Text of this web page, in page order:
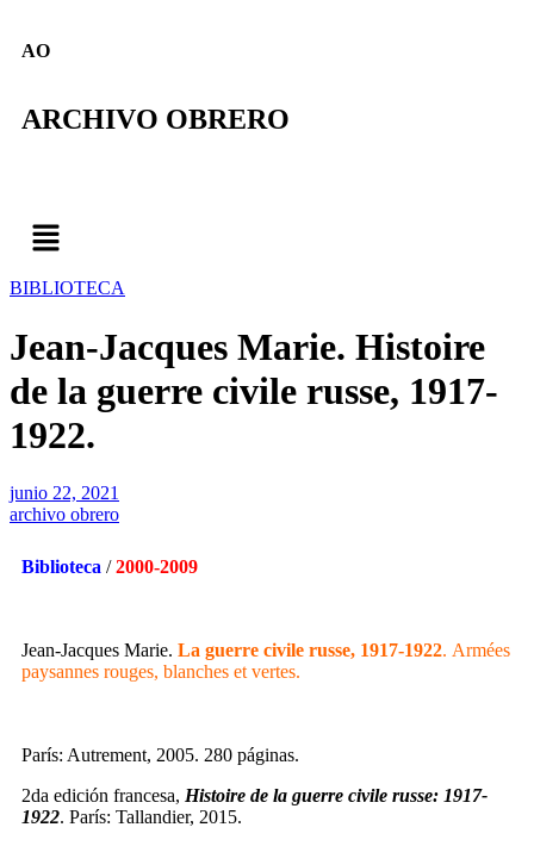
AO
ARCHIVO OBRERO
BIBLIOTECA
Jean-Jacques Marie. Histoire
de la guerre civile russe, 1917-
1922.
junio 22, 2021
archivo obrero
Biblioteca /2000-2009
Jean-Jacques Marie. La guerre civile russe, 1917-1922. Armées
paysannes rouges, blanches et vertes.
París: Autrement, 2005. 280 páginas.
2da edición francesa, Histoire de la guerre civile russe: 1917-
1922. París: Tallandier, 2015.